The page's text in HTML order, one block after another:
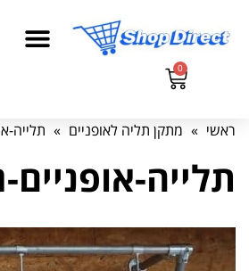
0
ראשי » מתקן תליה לאופניים » תלייה-
תלייה-אופניים-